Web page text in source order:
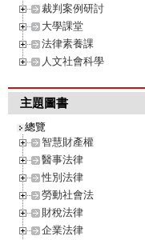
裁判案例研討
大學課堂
法律素養課
人文社會科學
主題圖書
總覽
智慧財產權
醫事法律
性別法律
勞動社會法
財稅法律
企業法律